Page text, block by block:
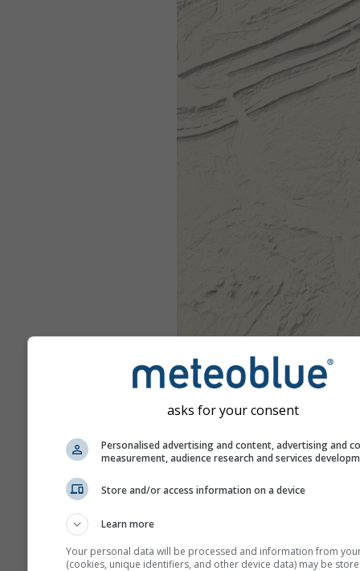
asks for your consent
Personalised advertising and content, advertising and
measurement, audience research and services
Store and/or access information on a device
Learn more
Your personal data will be processed and information from
(cookies, unique identifiers, and other device data) may be